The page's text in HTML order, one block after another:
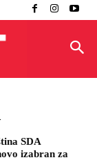
SDA
izabran za